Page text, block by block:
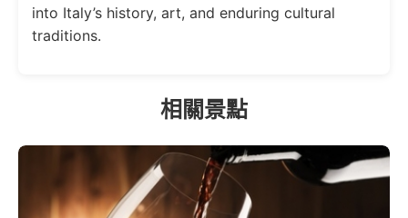
into Italy’s history, art, and enduring cultural
traditions.
相關景點